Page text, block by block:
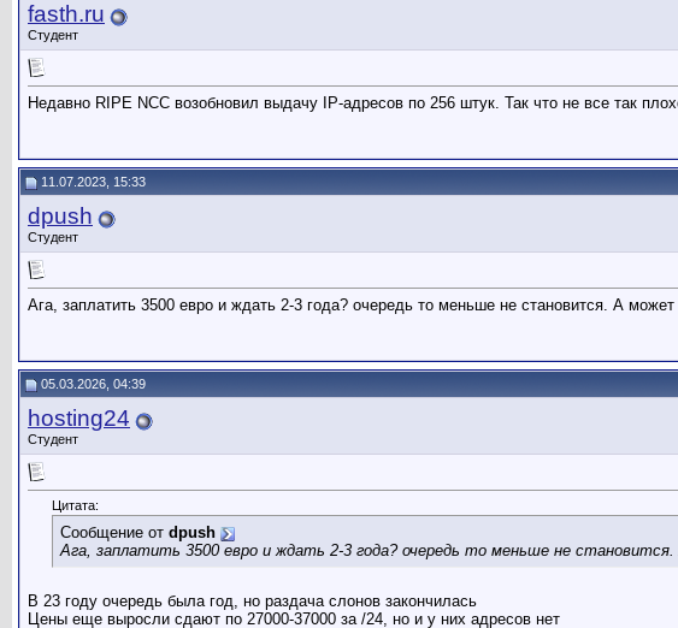
fasth.ru
Студент
Недавно RIPE NCC возобновил выдачу IP-адресов по 256 штук. Так что не все так
11.07.2023, 15:33
dpush
Студент
Ага, заплатить 3500 евро и ждать 2-3 года? очередь то меньше не становится. А
05.03.2026, 04:39
hosting24
Студент
Цитата:
Сообщение от dpush
Ага, заплатить 3500 евро и ждать 2-3 года? очередь то меньше не
В 23 году очередь была год, но раздача слонов закончилась
Цены еще выросли сдают по 27000-37000 за /24, но и у них адресов нет